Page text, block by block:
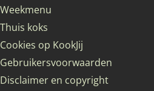
Weekmenu
Thuis koks
Cookies op KookJij
Gebruikersvoorwaarden
Disclaimer en copyright